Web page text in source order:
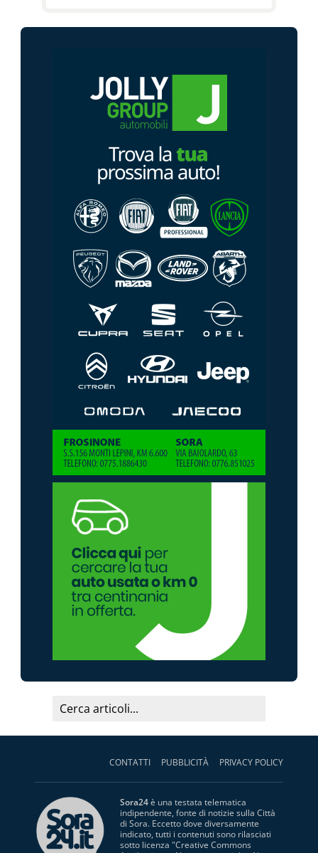
CONTATTI PUBBLICITÀ PRIVACY POLICY
Sora24è una testata telematica
indipendente, fonte di notizie sulla Città
di Sora. Eccetto dove diversamente
indicato, tutti i contenuti sono rilasciati
sotto licenza "Creative Commons